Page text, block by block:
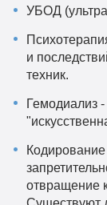
УБОД
и
техник.
Гемодиализ
отвращение